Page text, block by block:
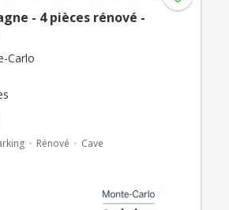
- 4 pièces rénové -
Carlo
Rénové Cave